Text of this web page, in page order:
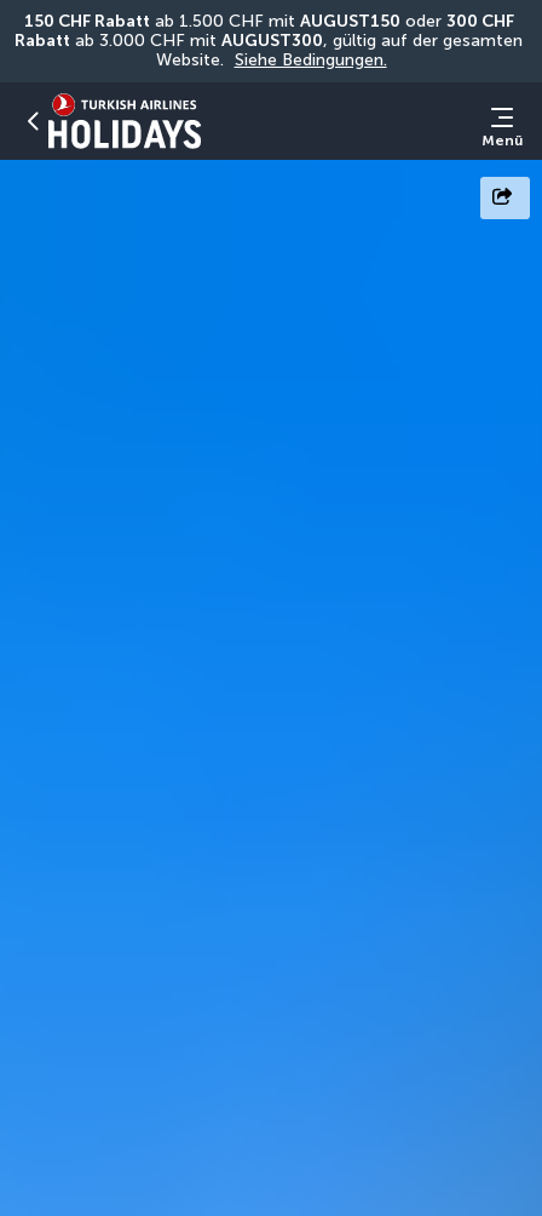
150 CHF Rabatt ab 1.500 CHF mit AUGUST150 oder 300 CHF
Rabatt ab 3.000 CHF mit AUGUST300, gültig auf der gesamten
Website. Siehe Bedingungen.
Menü